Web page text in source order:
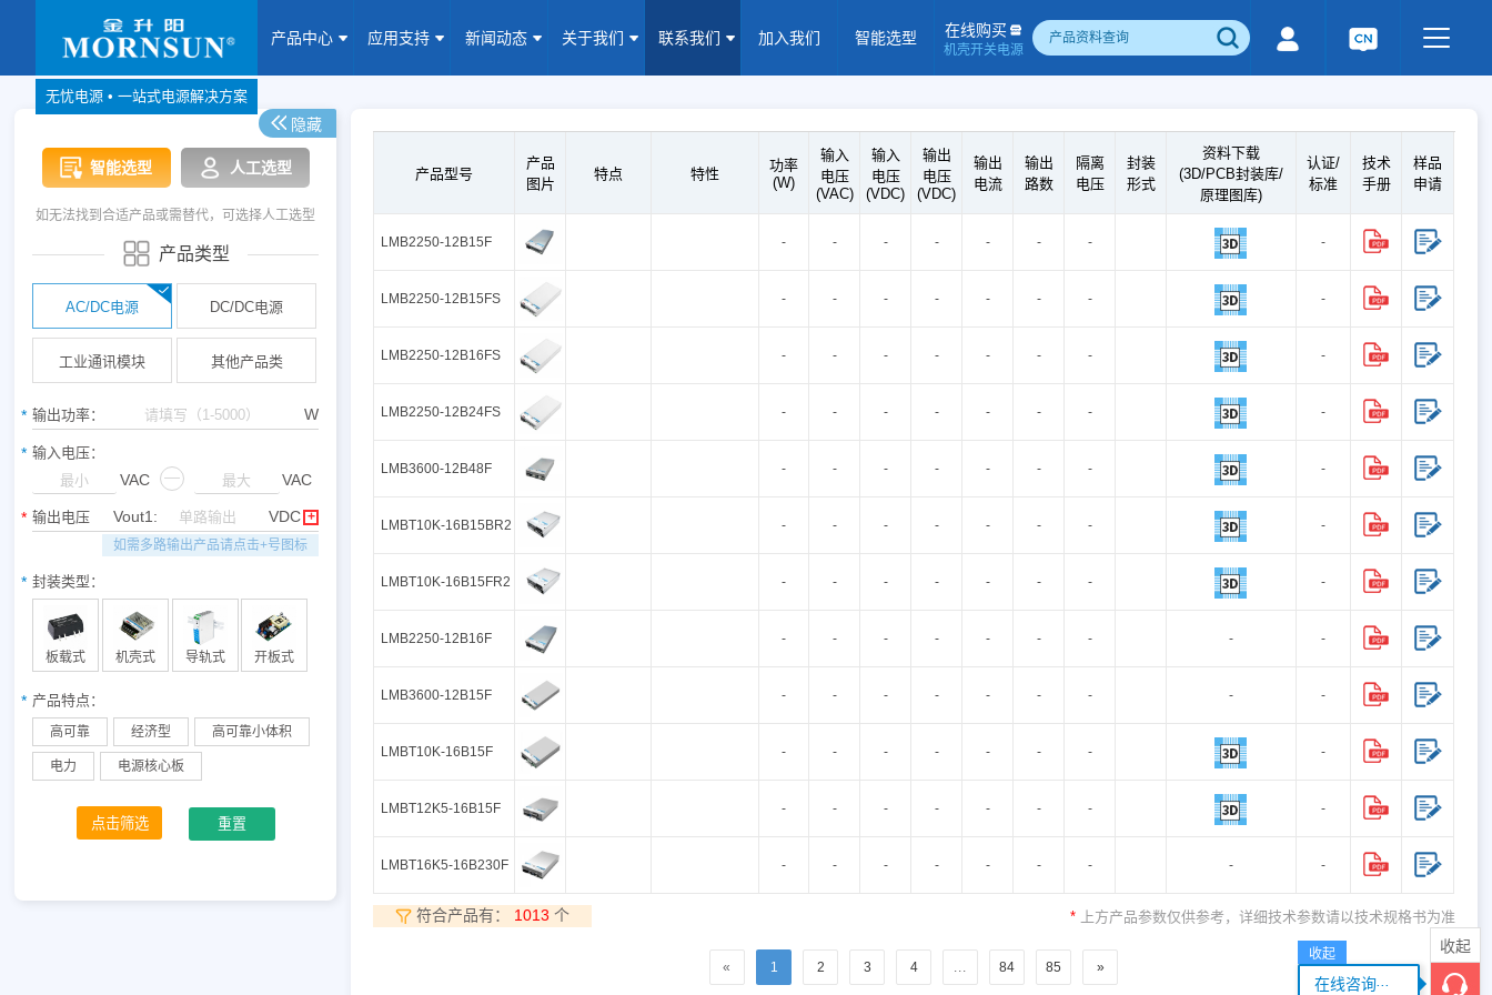
无忧电源 • 一站式电源解决方案
产品中心 应用支持 新闻动态 关于我们 联系我们 加入我们 智能选型 在线购买
机壳开关电源
网站地图
Website map
产品中心
隔离定电压输入电源(0.2-3W)
高压输出电源 非隔离电源 全国产化产品 行业专用电源
工业通讯模块
隔离变送器
LED/IGBT驱动器(SiC/GaN) 辅助模块(EMC/冗余) 电流检测&磁电控制 感性器件
焦点专题
智能选型
隐藏
智能选型 人工选型
如无法找到合适产品或需替代，可选择人工选型
产品类型
AC/DC电源 DC/DC电源
工业通讯模块 其他产品类
输出功率： W
输入电压：
VAC — VAC
输出电压 Vout1: VDC
+
如需多路输出产品请点击+号图标
封装类型：
板载式 机壳式 导轨式 开板式
产品特点：
高可靠 经济型 高可靠小体积
电力 电源核心板
点击筛选
产品型号
产品
图片
特点 特性
功率
(W)
输入
电压
(VAC)
输入
电压
(VDC)
输出
电压
(VDC)
输出
电流
输出
路数
隔离
电压
封装
形式
资料下载
(3D/PCB封装库/
原理图库)
认证/
标准
技术
手册
样品
申请
LMB2250-12B15F - - - - - - - -
LMB2250-12B15FS - - - - - - - -
LMB2250-12B16FS - - - - - - - -
LMB2250-12B24FS - - - - - - - -
LMB3600-12B48F - - - - - - - -
LMBT10K-16B15BR2 - - - - - - - -
LMBT10K-16B15FR2 - - - - - - - -
LMB2250-12B16F - - - - - - - - -
LMB3600-12B15F - - - - - - - - -
LMBT10K-16B15F - - - - - - - -
LMBT12K5-16B15F - - - - - - - -
LMBT16K5-16B230F - - - - - - - - -
符合产品有： 1013 个 *上方产品参数仅供参考，详细技术参数请以技术规格书为准
« 1 2 3 4 ... 84 85 »
收起
收起
在线咨询